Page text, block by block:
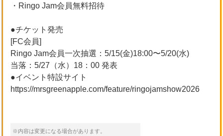
・Ringo Jam会員無料招待
●チケット発売
[FC会員]
Ringo Jam会員一次抽選：5/15(金)18:00〜5/20(水)
当落：5/27（水）18：00 発表
●イベント特設サイト
https://mrsgreenapple.com/feature/ringojamshow2026
※内容は変更になる場合があります。